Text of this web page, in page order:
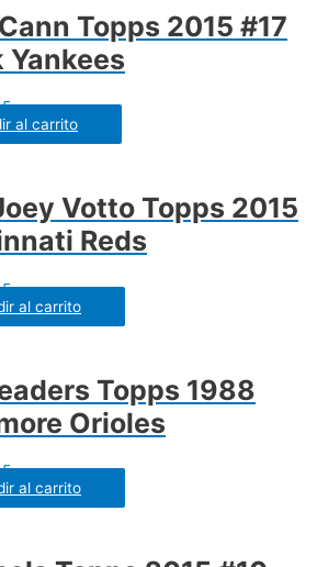
Topps 2015 #17
Yankees
al carrito
Votto Topps 2015
Reds
al carrito
Topps 1988
Orioles
al carrito